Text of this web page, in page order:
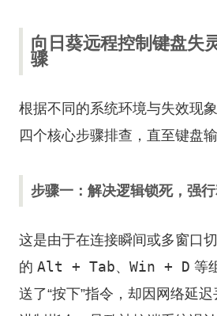
向日葵远程控制键盘失
骤
根据不同的系统环境与失效现
四个核心步骤排查，直至键盘
步骤一：解决逻辑锁死，强
这是由于在连接瞬间或多窗口
的 Alt + Tab、 Win + D 等
送了“按下”指令，却因网络延迟